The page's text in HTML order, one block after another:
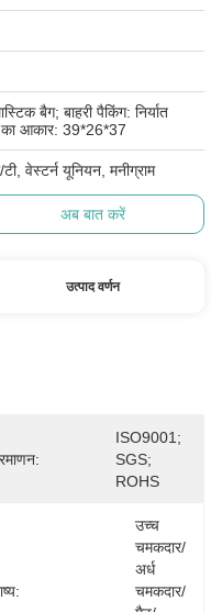
बैग; बाहरी पैकिंग: निर्यात
का आकार: 39*26*37
वेस्टर्न यूनियन, मनीग्राम
अब बात करें
उत्पाद वर्णन
ISO9001;
SGS;
ROHS
उच्च
चमकदार/
अर्ध
चमकदार/